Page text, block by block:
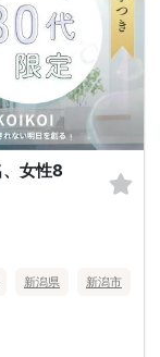
、女性8
新潟県 新潟市